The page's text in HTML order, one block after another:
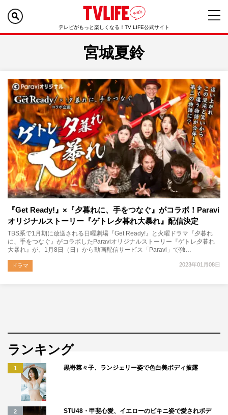
テレビがもっと楽しくなる！TV LIFE公式サイト
宮城夏鈴
『Get Ready!』×『夕暮れに、手をつなぐ』がコラボ！Paravi
オリジナルストーリー『ゲトレ夕暮れ大暴れ』配信決定
TBS系で1月期に放送される日曜劇場『Get Ready!』と火曜ドラマ『夕暮れ
に、手をつなぐ』がコラボしたParaviオリジナルストーリー『ゲトレ夕暮れ
大暴れ』が、1月8日（日）から動画配信サービス「Paravi」で独…
2023年01月08日
ドラマ
ランキング
1 黒嵜菜々子、ランジェリー姿で色白美ボディ披露
2
STU48・甲斐心愛、イエローのビキニ姿で愛されボデ